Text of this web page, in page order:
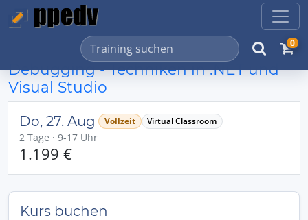
0
Debugging - Techniken in .NET und
Visual Studio
Do, 27. Aug Vollzeit Virtual Classroom
2 Tage · 9-17 Uhr
1.199 €
Kurs buchen